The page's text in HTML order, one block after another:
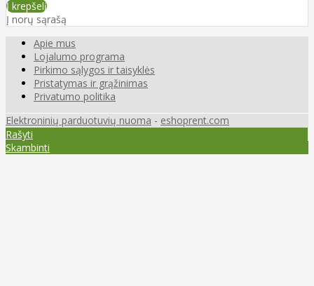
Į krepšelį
Į norų sąrašą
Apie mus
Lojalumo programa
Pirkimo sąlygos ir taisyklės
Pristatymas ir grąžinimas
Privatumo politika
Elektroninių parduotuvių nuoma - eshoprent.com
Rašyti
Skambinti